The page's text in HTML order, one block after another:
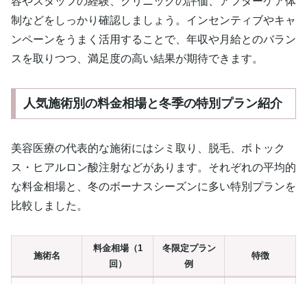
制などをしっかり確認しましょう。インセンティブやキャ
ンペーンをうまく活用することで、年収や月給とのバラン
スを取りつつ、満足度の高い結果が期待できます。
人気施術別の料金相場と冬季の特別プラン紹介
美容医療の代表的な施術にはシミ取り、脱毛、ボトック
ス・ヒアルロン酸注射などがあります。それぞれの平均的
な料金相場と、冬のボーナスシーズンに多い特別プランを
比較しました。
施術名
料金相場（1
回）
冬限定プラン
例
特徴